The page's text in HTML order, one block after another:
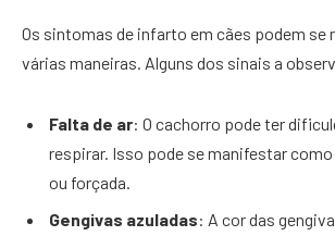
Os sintomas de infarto em cães podem se
várias maneiras. Alguns dos sinais a
Falta de ar: O cachorro pode ter
respirar. Isso pode se manifestar
ou forçada.
Gengivas azuladas: A cor das